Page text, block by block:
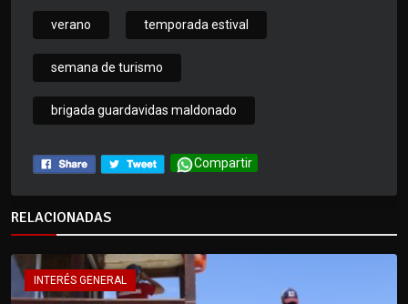
verano temporada estival
semana de turismo
brigada guardavidas maldonado
Compartir
RELACIONADAS
INTERÉS GENERAL